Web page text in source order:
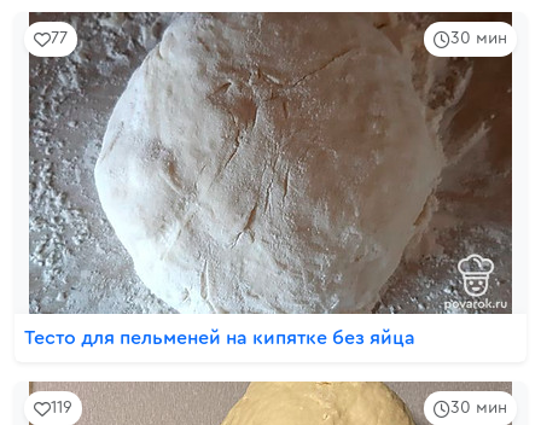
30 мин
77
Тесто для пельменей на кипятке без яйца
30 мин
119